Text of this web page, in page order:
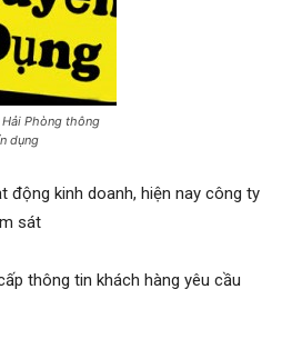
Phòng thông
dụng
động kinh doanh, hiện nay công ty
sát
thông tin khách hàng yêu cầu